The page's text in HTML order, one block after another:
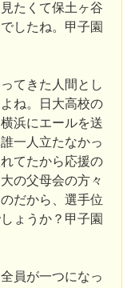
たくて保土ヶ谷
したね。甲子園
てきた人間とし
ね。日大高校の
浜にエールを送
一人立たなかっ
てたから応援の
の父母会の方々
だから、選手位
ょうか？甲子園
員が一つになっ